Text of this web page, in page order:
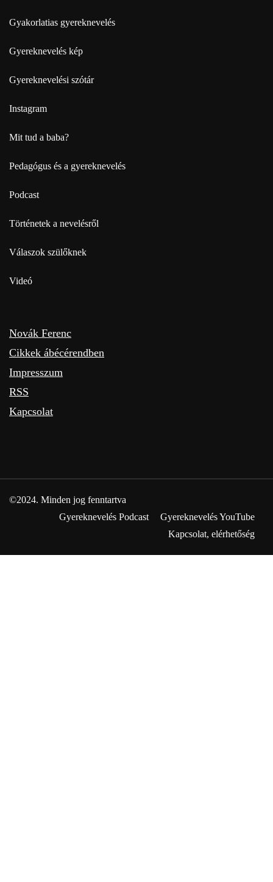
Gyakorlatias gyereknevelés
Gyereknevelés kép
Gyereknevelési szótár
Instagram
Mit tud a baba?
Pedagógus és a gyereknevelés
Podcast
Történetek a nevelésről
Válaszok szülőknek
Videó
Novák Ferenc
Cikkek ábécérendben
Impresszum
RSS
Kapcsolat
©2024. Minden jog fenntartva
Gyereknevelés Podcast
Gyereknevelés YouTube
Kapcsolat, elérhetőség